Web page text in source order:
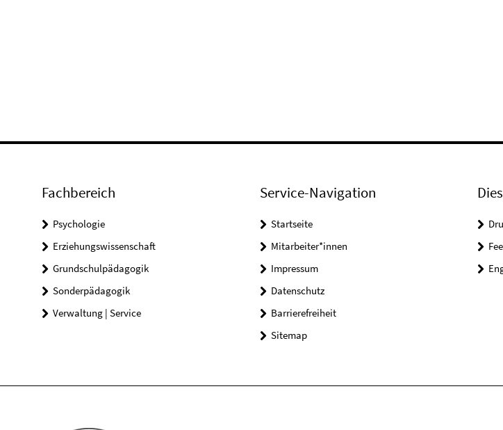
Fachbereich
Psychologie
Erziehungswissenschaft
Grundschulpädagogik
Sonderpädagogik
Verwaltung | Service
Service-Navigation
Startseite
Mitarbeiter*innen
Impressum
Datenschutz
Barrierefreiheit
Sitemap